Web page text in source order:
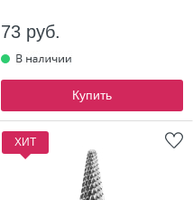
73 руб.
Купить
ХИТ